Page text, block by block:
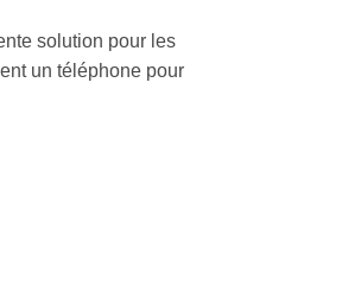
solution pour les
un téléphone pour